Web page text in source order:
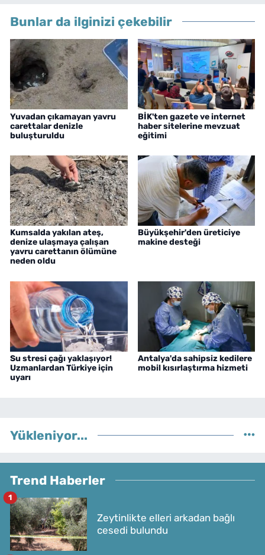
Bunlar da ilginizi çekebilir
Yuvadan çıkamayan yavru
carettalar denizle
buluşturuldu
BİK'ten gazete ve internet
haber sitelerine mevzuat
eğitimi
Kumsalda yakılan ateş,
denize ulaşmaya çalışan
yavru carettanın ölümüne
neden oldu
Büyükşehir'den üreticiye
makine desteği
Su stresi çağı yaklaşıyor!
Uzmanlardan Türkiye için
uyarı
Antalya'da sahipsiz kedilere
mobil kısırlaştırma hizmeti
Yükleniyor...
Trend Haberler
Zeytinlikte elleri arkadan bağlı
cesedi bulundu
1